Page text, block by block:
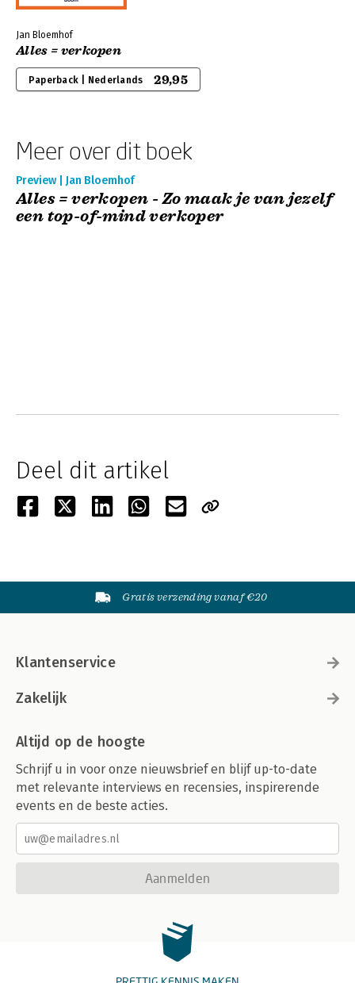
Jan Bloemhof
Alles = verkopen
Paperback | Nederlands 29,95
Meer over dit boek
Preview | Jan Bloemhof
Alles = verkopen - Zo maak je van jezelf
een top-of-mind verkoper
Deel dit artikel
Gratis verzending vanaf €20
Klantenservice
Zakelijk
Altijd op de hoogte
Schrijf u in voor onze nieuwsbrief en blijf up-to-date
met relevante interviews en recensies, inspirerende
events en de beste acties.
Aanmelden